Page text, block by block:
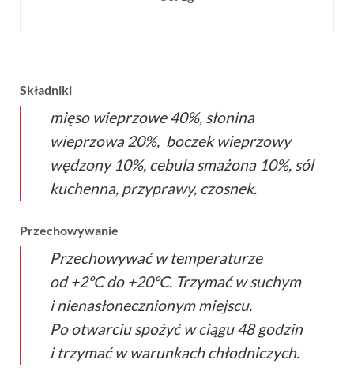
Składniki
mięso wieprzowe 40%, słonina
wieprzowa 20%, boczek wieprzowy
wędzony 10%, cebula smażona 10%, sól
kuchenna, przyprawy, czosnek.
Przechowywanie
Przechowywać w temperaturze
od +2ºC do +20ºC. Trzymać w suchym
i nienasłonecznionym miejscu.
Po otwarciu spożyć w ciągu 48 godzin
i trzymać w warunkach chłodniczych.